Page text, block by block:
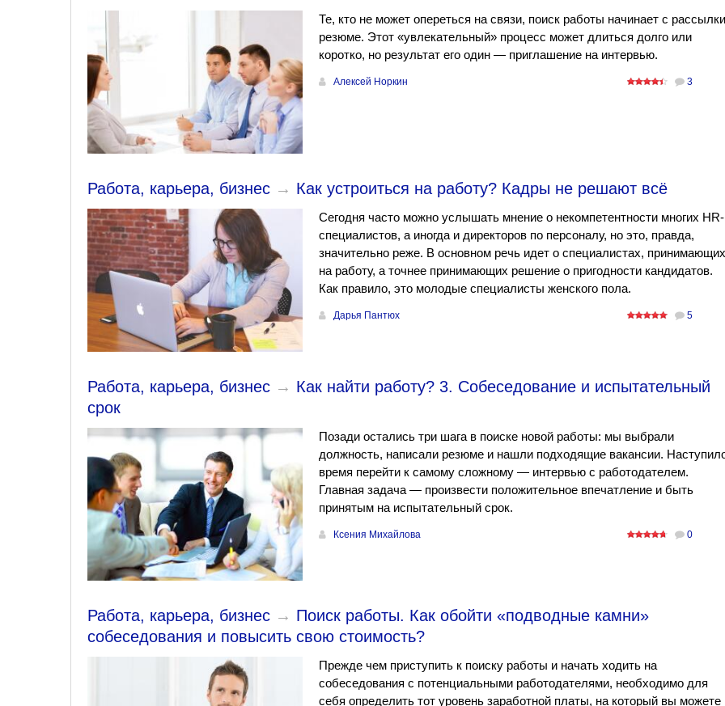
Те, кто не может опереться на связи, поиск работы начинает с рассылки
резюме. Этот «увлекательный» процесс может длиться долго или
коротко, но результат его один — приглашение на интервью.
Алексей Норкин 3
Работа, карьера, бизнес → Как устроиться на работу? Кадры не решают всё
Сегодня часто можно услышать мнение о некомпетентности многих HR-
специалистов, а иногда и директоров по персоналу, но это, правда,
значительно реже. В основном речь идет о специалистах, принимающих
на работу, а точнее принимающих решение о пригодности кандидатов.
Как правило, это молодые специалисты женского пола.
Дарья Пантюх 5
Работа, карьера, бизнес → Как найти работу? 3. Собеседование и испытательный
срок
Позади остались три шага в поиске новой работы: мы выбрали
должность, написали резюме и нашли подходящие вакансии.
время перейти к самому сложному — интервью с работодателем.
Главная задача — произвести положительное впечатление и быть
принятым на испытательный срок.
Ксения Михайлова 0
Работа, карьера, бизнес → Поиск работы. Как обойти «подводные камни»
собеседования и повысить свою стоимость?
Прежде чем приступить к поиску работы и начать ходить на
собеседования с потенциальными работодателями, необходимо для
себя определить тот уровень заработной платы, на который вы можете